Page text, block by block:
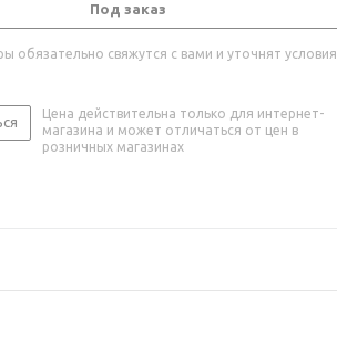
Под заказ
обязательно свяжутся с вами и уточнят условия
Цена действительна только для интернет-
магазина и может отличаться от цен в
розничных магазинах